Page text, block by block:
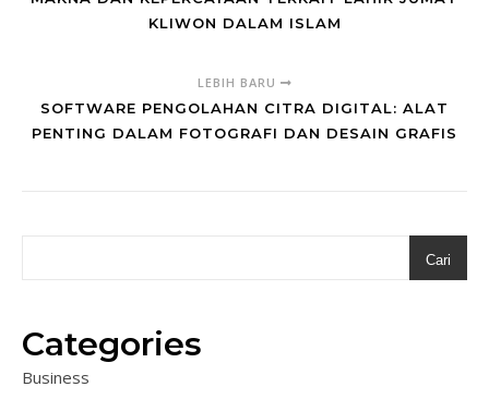
KLIWON DALAM ISLAM
LEBIH BARU
SOFTWARE PENGOLAHAN CITRA DIGITAL: ALAT
PENTING DALAM FOTOGRAFI DAN DESAIN GRAFIS
Cari
Categories
Business